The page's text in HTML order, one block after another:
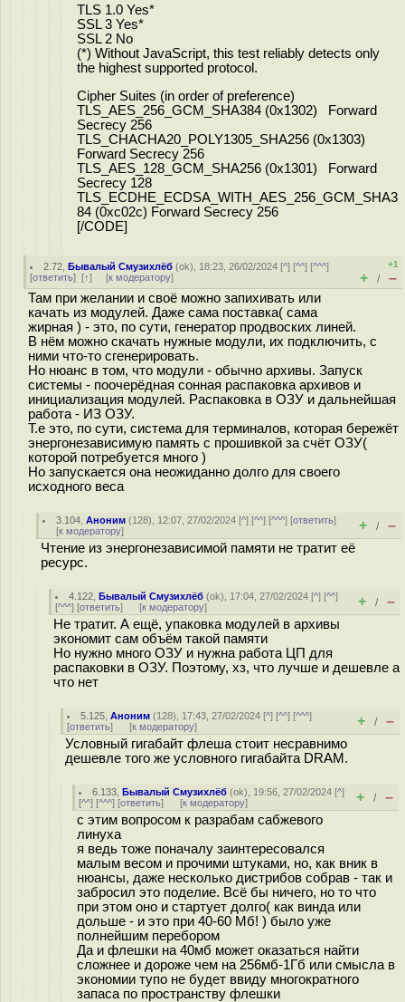
TLS 1.0 Yes*
SSL 3 Yes*
SSL 2 No
(*) Without JavaScript, this test reliably detects only
the highest supported protocol.
Cipher Suites (in order of preference)
TLS_AES_256_GCM_SHA384 (0x1302) Forward
Secrecy 256
TLS_CHACHA20_POLY1305_SHA256 (0x1303)
Forward Secrecy 256
TLS_AES_128_GCM_SHA256 (0x1301) Forward
Secrecy 128
TLS_ECDHE_ECDSA_WITH_AES_256_GCM_SHA3
84 (0xc02c) Forward Secrecy 256
[/CODE]
2.72 ,Бывалый Смузихлёб (ok), 18:23, 26/02/2024 [^] [^^] [^^^]
[ответить] [↑] [к модератору]
+1
+ / –
Там при желании и своё можно запихивать или
качать из модулей. Даже сама поставка( сама
жирная ) - это, по сути, генератор продвоских линей.
В нём можно скачать нужные модули, их подключить, с
ними что-то сгенерировать.
Но нюанс в том, что модули - обычно архивы. Запуск
системы - поочерёдная сонная распаковка архивов и
инициализация модулей. Распаковка в ОЗУ и дальнейшая
работа - ИЗ ОЗУ.
Т.е это, по сути, система для терминалов, которая бережёт
энергонезависимую память с прошивкой за счёт ОЗУ(
которой потребуется много )
Но запускается она неожиданно долго для своего
исходного веса
3.104 ,Аноним (128), 12:07, 27/02/2024 [^] [^^] [^^^] [ответить]
[к модератору] + / –
Чтение из энергонезависимой памяти не тратит её
ресурс.
4.122 ,Бывалый Смузихлёб (ok), 17:04, 27/02/2024 [^] [^^]
[^^^] [ответить] [к модератору] + / –
Не тратит. А ещё, упаковка модулей в архивы
экономит сам объём такой памяти
Но нужно много ОЗУ и нужна работа ЦП для
распаковки в ОЗУ. Поэтому, хз, что лучше и дешевле а
что нет
5.125 ,Аноним (128), 17:43, 27/02/2024 [^] [^^] [^^^]
[ответить] [к модератору] + / –
Условный гигабайт флеша стоит несравнимо
дешевле того же условного гигабайта DRAM.
6.133 ,Бывалый Смузихлёб (ok), 19:56, 27/02/2024 [^]
[^^] [^^^] [ответить] [к модератору] + / –
с этим вопросом к разрабам сабжевого
линуха
я ведь тоже поначалу заинтересовался
малым весом и прочими штуками, но, как вник в
нюансы, даже несколько дистрибов собрав - так и
забросил это поделие. Всё бы ничего, но то что
при этом оно и стартует долго( как винда или
дольше - и это при 40-60 Мб! ) было уже
полнейшим перебором
Да и флешки на 40мб может оказаться найти
сложнее и дороже чем на 256мб-1Гб или смысла в
экономии тупо не будет ввиду многократного
запаса по пространству флешки